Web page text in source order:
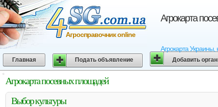
Агрокарта
Агрокарта
Агросправочник online
Главная Подать объявление Добавить
Агрокарта посевных площадей
Выбор культуры